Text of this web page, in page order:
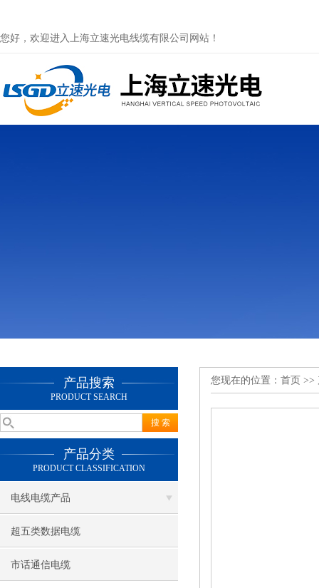
您好，欢迎进入上海立速光电线缆有限公司网站！
产品搜索
PRODUCT SEARCH
产品分类
PRODUCT CLASSIFICATION
电线电缆产品
超五类数据电缆
市话通信电缆
您现在的位置： 首页 >>